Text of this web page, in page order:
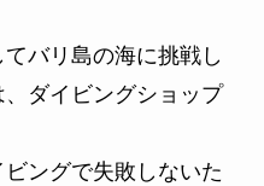
てバリ島の海に挑戦し
ダイビングショップ
ングで失敗しないた